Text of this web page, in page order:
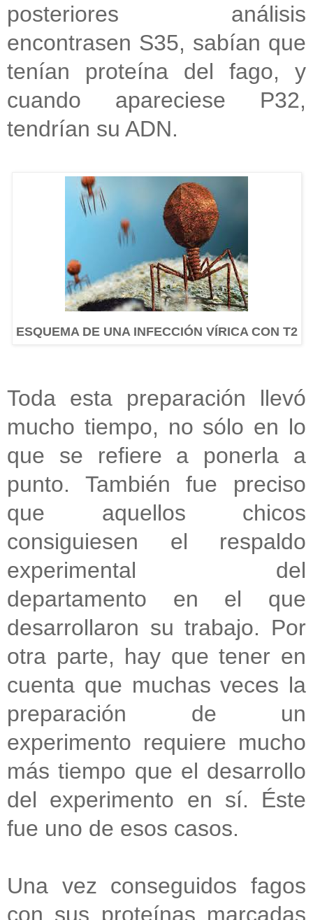
posteriores análisis
encontrasen S35, sabían que
tenían proteína del fago, y
cuando apareciese P32,
tendrían su ADN.
ESQUEMA DE UNA INFECCIÓN VÍRICA CON T2
Toda esta preparación llevó
mucho tiempo, no sólo en lo
que se refiere a ponerla a
punto. También fue preciso
que aquellos chicos
consiguiesen el respaldo
experimental del
departamento en el que
desarrollaron su trabajo. Por
otra parte, hay que tener en
cuenta que muchas veces la
preparación de un
experimento requiere mucho
más tiempo que el desarrollo
del experimento en sí. Éste
fue uno de esos casos.
Una vez conseguidos fagos
con sus proteínas marcadas